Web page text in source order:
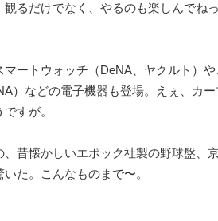
観るだけでなく、やるのも楽しんでね
マートウォッチ（DeNA、ヤクルト）
）などの電子機器も登場。えぇ、カー
すが。
、昔懐かしいエポック社製の野球盤、
た。こんなものまで〜。